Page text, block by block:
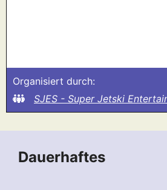
Organisiert durch:
SJES - Super Jetski
Dauerhaftes